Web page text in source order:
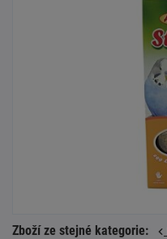
Zboží ze stejné kategorie: